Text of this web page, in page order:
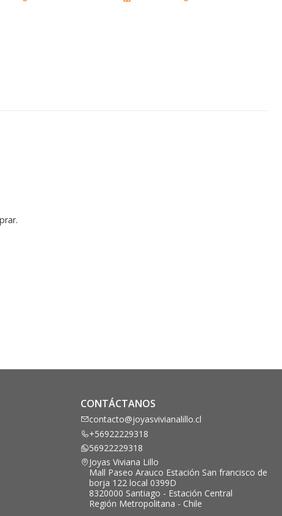
CONTÁCTANOS
contacto@joyasvivianalillo.cl
+56922229318
56922229318
Joyas Viviana Lillo
Mall Paseo Arauco Estación San francisco de
borja 122 local 0399D
8320000 Santiago - Estación Central
Región Metropolitana - Chile